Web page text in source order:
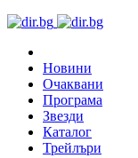
Новини
Очаквани
Програма
Звезди
Каталог
Трейлъри